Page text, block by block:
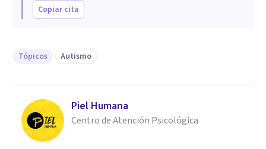
Copiar cita
Tópicos Autismo
Piel Humana
Centro de Atención Psicológica